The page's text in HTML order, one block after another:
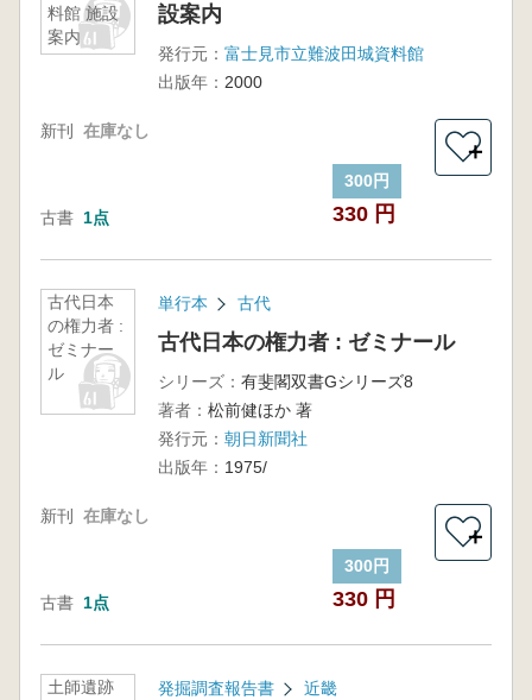
料館 施設
案内
設案内
発行元： 富士見市立難波田城資料館
出版年： 2000
新刊 在庫なし
古書 1点
300円
330 円
＋
古代日本
の権力者 :
ゼミナー
ル
単行本 古代
古代日本の権力者 : ゼミナール
シリーズ： 有斐閣双書Gシリーズ8
著者： 松前健ほか 著
発行元： 朝日新聞社
出版年： 1975/
新刊 在庫なし
古書 1点
300円
330 円
＋
土師遺跡
発掘調査報告書 近畿